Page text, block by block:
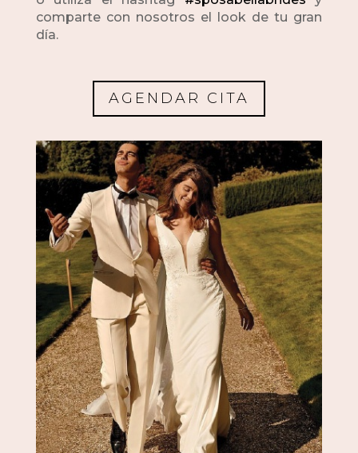
comparte con nosotros el look de tu gran
día.
AGENDAR CITA